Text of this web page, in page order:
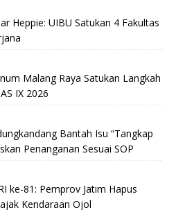
Heppie: UIBU Satukan 4 Fakultas
Malang Raya Satukan Langkah
IX 2026
Bantah Isu “Tangkap
Penanganan Sesuai SOP
ke-81: Pemprov Jatim Hapus
Kendaraan Ojol